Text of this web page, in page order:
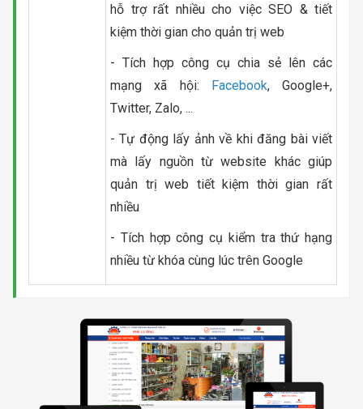
hỗ trợ rất nhiều cho việc SEO & tiết
kiệm thời gian cho quản trị web
- Tích hợp công cụ chia sẻ lên các
mạng xã hội: Facebook, Google+,
Twitter, Zalo, ...
- Tự động lấy ảnh về khi đăng bài viết
mà lấy nguồn từ website khác giúp
quản trị web tiết kiệm thời gian rất
nhiều
- Tích hợp công cụ kiểm tra thứ hạng
nhiều từ khóa cùng lúc trên Google